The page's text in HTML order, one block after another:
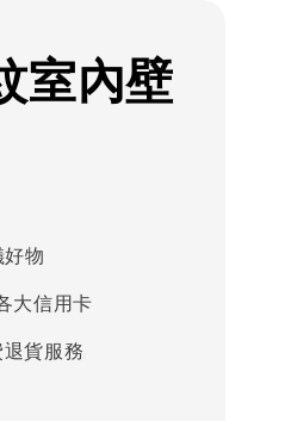
室內壁
物
大信用卡
貨服務